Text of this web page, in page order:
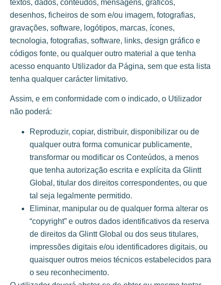
textos, dados, conteúdos, mensagens, gráficos,
desenhos, ficheiros de som e/ou imagem, fotografias,
gravações, software, logótipos, marcas, ícones,
tecnologia, fotografias, software, links, design gráfico e
códigos fonte, ou qualquer outro material a que tenha
acesso enquanto Utilizador da Página, sem que esta lista
tenha qualquer carácter limitativo.
Assim, e em conformidade com o indicado, o Utilizador
não poderá:
Reproduzir, copiar, distribuir, disponibilizar ou de
qualquer outra forma comunicar publicamente,
transformar ou modificar os Conteúdos, a menos
que tenha autorização escrita e explícita da Glintt
Global, titular dos direitos correspondentes, ou que
tal seja legalmente permitido.
Eliminar, manipular ou de qualquer forma alterar os
“copyright” e outros dados identificativos da reserva
de direitos da Glintt Global ou dos seus titulares,
impressões digitais e/ou identificadores digitais, ou
quaisquer outros meios técnicos estabelecidos para
o seu reconhecimento.